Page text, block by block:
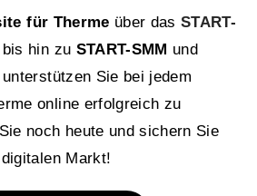
für Therme über das START-
bis hin zu START-SMM und
Sie bei jedem
online erfolgreich zu
noch heute und sichern Sie
Markt!